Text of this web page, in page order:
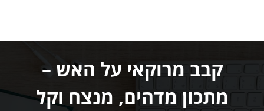
קבב מרוקאי על האש –
מתכון מדהים, מנצח וקל